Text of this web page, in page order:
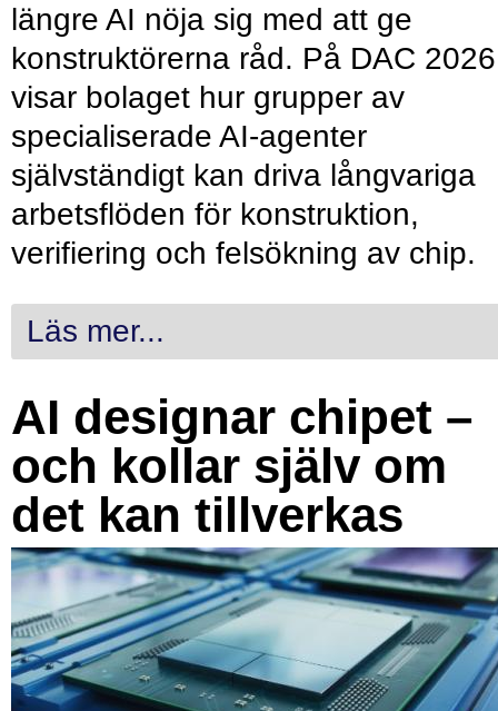
längre AI nöja sig med att ge
konstruktörerna råd. På DAC 2026
visar bolaget hur grupper av
specialiserade AI-agenter
självständigt kan driva långvariga
arbetsflöden för konstruktion,
verifiering och felsökning av chip.
Läs mer...
AI designar chipet –
och kollar själv om
det kan tillverkas